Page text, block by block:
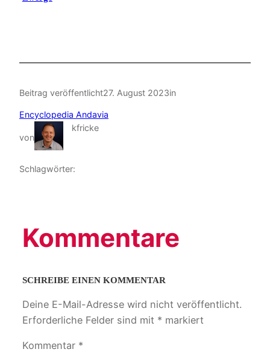
Beitrag veröffentlicht27. August 2023in
Encyclopedia Andavia
von
kfricke
Schlagwörter:
Kommentare
SCHREIBE EINEN KOMMENTAR
Deine E-Mail-Adresse wird nicht veröffentlicht.
Erforderliche Felder sind mit * markiert
Kommentar *